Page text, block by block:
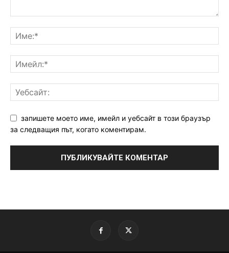
запишете моето име, имейл и уебсайт в този браузър
за следващия път, когато коментирам.